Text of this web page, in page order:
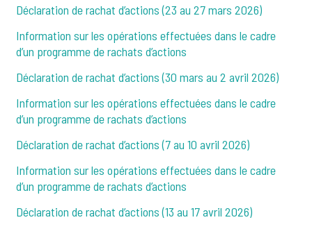
Déclaration de rachat d’actions (23 au 27 mars 2026)
Information sur les opérations effectuées dans le cadre
d’un programme de rachats d’actions
Déclaration de rachat d’actions (30 mars au 2 avril 2026)
Information sur les opérations effectuées dans le cadre
d’un programme de rachats d’actions
Déclaration de rachat d’actions (7 au 10 avril 2026)
Information sur les opérations effectuées dans le cadre
d’un programme de rachats d’actions
Déclaration de rachat d’actions (13 au 17 avril 2026)